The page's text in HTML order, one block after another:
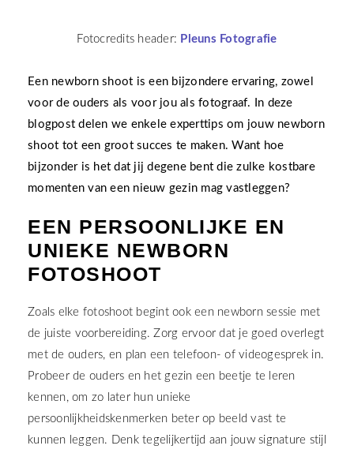
Fotocredits header: Pleuns Fotografie
Een newborn shoot is een bijzondere ervaring, zowel
voor de ouders als voor jou als fotograaf. In deze
blogpost delen we enkele experttips om jouw newborn
shoot tot een groot succes te maken. Want hoe
bijzonder is het dat jij degene bent die zulke kostbare
momenten van een nieuw gezin mag vastleggen?
EEN PERSOONLIJKE EN
UNIEKE NEWBORN
FOTOSHOOT
Zoals elke fotoshoot begint ook een newborn sessie met
de juiste voorbereiding. Zorg ervoor dat je goed overlegt
met de ouders, en plan een telefoon- of videogesprek in.
Probeer de ouders en het gezin een beetje te leren
kennen, om zo later hun unieke
persoonlijkheidskenmerken beter op beeld vast te
kunnen leggen. Denk tegelijkertijd aan jouw signature stijl